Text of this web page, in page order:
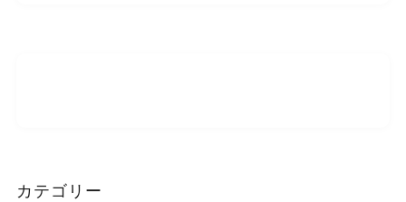
カテゴリー